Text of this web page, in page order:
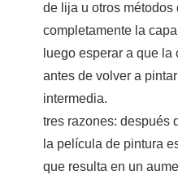
de lija u otros métodos
completamente la
luego esperar a que
antes de volver a
intermedia.
tres razones: después
la película de pintura
que resulta en un